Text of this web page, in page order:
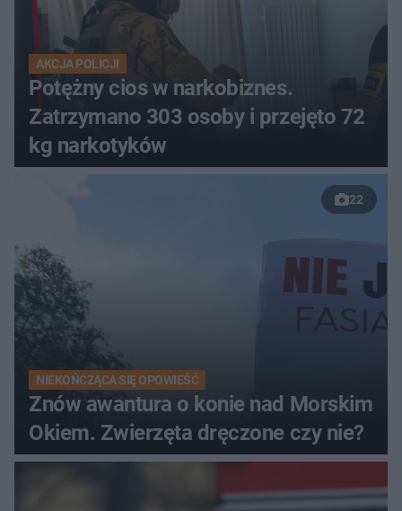
AKCJA POLICJI
Potężny cios w narkobiznes.
Zatrzymano 303 osoby i przejęto 72
kg narkotyków
22
NIEKOŃCZĄCA SIĘ OPOWIEŚĆ
Znów awantura o konie nad Morskim
Okiem. Zwierzęta dręczone czy nie?